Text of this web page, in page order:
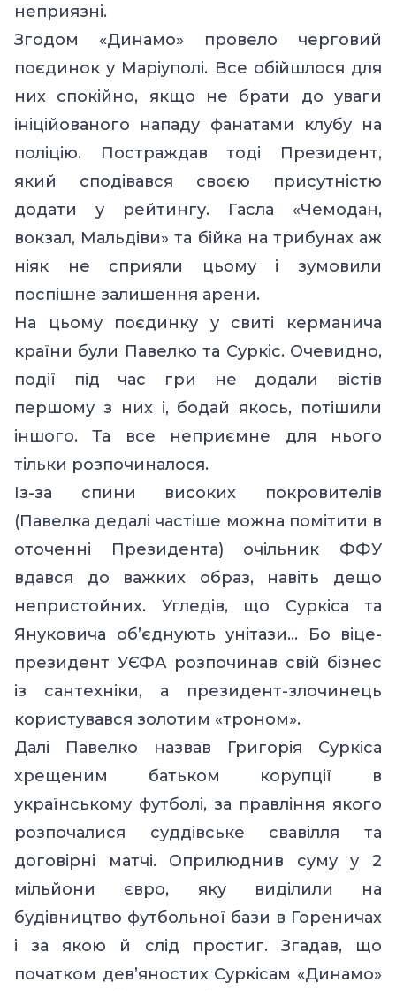
неприязні.
Згодом «Динамо» провело черговий
поєдинок у Маріуполі. Все обійшлося для
них спокійно, якщо не брати до уваги
ініційованого нападу фанатами клубу на
поліцію. Постраждав тоді Президент,
який сподівався своєю присутністю
додати у рейтингу. Гасла «Чемодан,
вокзал, Мальдіви» та бійка на трибунах аж
ніяк не сприяли цьому і зумовили
поспішне залишення арени.
На цьому поєдинку у свиті керманича
країни були Павелко та Суркіс. Очевидно,
події під час гри не додали вістів
першому з них і, бодай якось, потішили
іншого. Та все неприємне для нього
тільки розпочиналося.
Із-за спини високих покровителів
(Павелка дедалі частіше можна помітити в
оточенні Президента) очільник ФФУ
вдався до важких образ, навіть дещо
непристойних. Угледів, що Суркіса та
Януковича об’єднують унітази… Бо віце-
президент УЄФА розпочинав свій бізнес
із сантехніки, а президент-злочинець
користувався золотим «троном».
Далі Павелко назвав Григорія Суркіса
хрещеним батьком корупції в
українському футболі, за правління якого
розпочалися суддівське свавілля та
договірні матчі. Оприлюднив суму у 2
мільйони євро, яку виділили на
будівництво футбольної бази в Гореничах
і за якою й слід простиг. Згадав, що
початком дев’яностих Суркісам «Динамо»